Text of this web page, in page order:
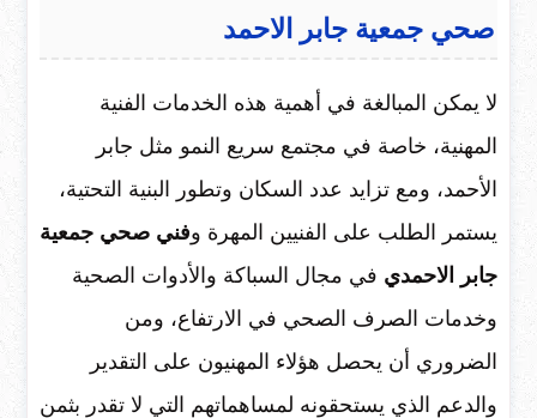
صحي جمعية جابر الاحمد
لا يمكن المبالغة في أهمية هذه الخدمات الفنية
المهنية، خاصة في مجتمع سريع النمو مثل جابر
الأحمد، ومع تزايد عدد السكان وتطور البنية التحتية،
يستمر الطلب على الفنيين المهرة وفني صحي جمعية
جابر الاحمدي في مجال السباكة والأدوات الصحية
وخدمات الصرف الصحي في الارتفاع، ومن
الضروري أن يحصل هؤلاء المهنيون على التقدير
والدعم الذي يستحقونه لمساهماتهم التي لا تقدر بثمن